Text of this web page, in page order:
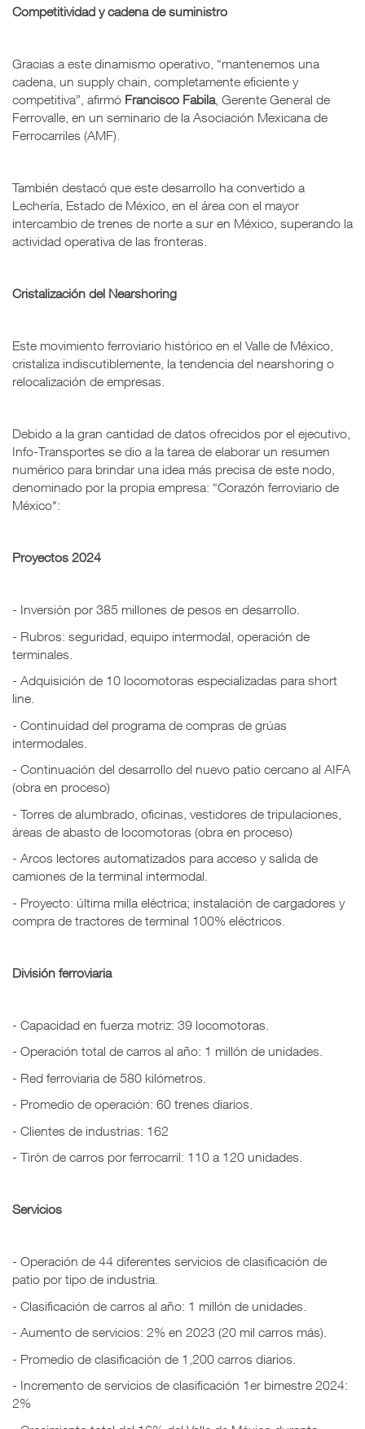
Competitividad y cadena de suministro
Gracias a este dinamismo operativo, “mantenemos una
cadena, un supply chain, completamente eficiente y
competitiva”, afirmó Francisco Fabila, Gerente General de
Ferrovalle, en un seminario de la Asociación Mexicana de
Ferrocarriles (AMF).
También destacó que este desarrollo ha convertido a
Lechería, Estado de México, en el área con el mayor
intercambio de trenes de norte a sur en México, superando la
actividad operativa de las fronteras.
Cristalización del Nearshoring
Este movimiento ferroviario histórico en el Valle de México,
cristaliza indiscutiblemente, la tendencia del nearshoring o
relocalización de empresas.
Debido a la gran cantidad de datos ofrecidos por el ejecutivo,
Info-Transportes se dio a la tarea de elaborar un resumen
numérico para brindar una idea más precisa de este nodo,
denominado por la propia empresa: “Corazón ferroviario de
México":
Proyectos 2024
- Inversión por 385 millones de pesos en desarrollo.
- Rubros: seguridad, equipo intermodal, operación de
terminales.
- Adquisición de 10 locomotoras especializadas para short
line.
- Continuidad del programa de compras de grúas
intermodales.
- Continuación del desarrollo del nuevo patio cercano al AIFA
(obra en proceso)
- Torres de alumbrado, oficinas, vestidores de tripulaciones,
áreas de abasto de locomotoras (obra en proceso)
- Arcos lectores automatizados para acceso y salida de
camiones de la terminal intermodal.
- Proyecto: última milla eléctrica; instalación de cargadores y
compra de tractores de terminal 100% eléctricos.
División ferroviaria
- Capacidad en fuerza motriz: 39 locomotoras.
- Operación total de carros al año: 1 millón de unidades.
- Red ferroviaria de 580 kilómetros.
- Promedio de operación: 60 trenes diarios.
- Clientes de industrias: 162
- Tirón de carros por ferrocarril: 110 a 120 unidades.
Servicios
- Operación de 44 diferentes servicios de clasificación de
patio por tipo de industria.
- Clasificación de carros al año: 1 millón de unidades.
- Aumento de servicios: 2% en 2023 (20 mil carros más).
- Promedio de clasificación de 1,200 carros diarios.
- Incremento de servicios de clasificación 1er bimestre 2024:
2%